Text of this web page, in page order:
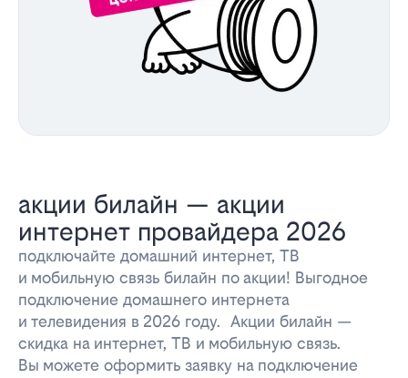
акции билайн — акции
интернет провайдера 2026
подключайте домашний интернет, ТВ
и мобильную связь билайн по акции! Выгодное
подключение домашнего интернета
и телевидения в 2026 году. Акции билайн —
скидка на интернет, ТВ и мобильную связь.
Вы можете оформить заявку на подключение